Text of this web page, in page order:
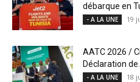
débarque en
- A LA UNE 19
AATC 2026 /
Déclaration de...
- A LA UNE 18